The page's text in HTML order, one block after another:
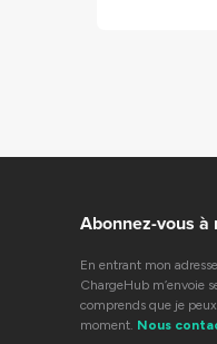
Abonnez-vous
En entrant mon
ChargeHub m’envoie
comprends que je
moment. Nous